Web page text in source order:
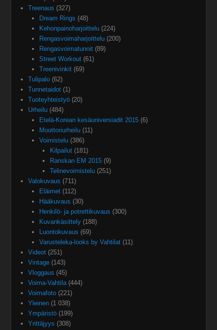
Treenaus (327)
Dream Rings (48)
Kehonpainoharjoittelu(224)
Rengasvoimaharjoittelu(200)
Rengasvoimatunnit(89)
Street Workout(61)
Treenivinkit(69)
Tulipalo (62)
Tunnetaidot (1)
Tuoteyhteistyö (20)
Urheilu (484)
Etelä-Korean kesäuniversiadit 2015(6)
Moottoriurheilu(11)
Voimistelu(386)
Kilpailut (181)
Ranskan EM 2015 (9)
Telinevoimistelu (251)
Valokuvaus (711)
Eläimet(112)
Hääkuvaus (30)
Henkilö- ja potrettikuvaus (300)
Kuvankäsittely(188)
Luontokuvaus (69)
Varusteleka-looks by Vahtilat(11)
Videot (251)
Vintage (143)
Vloggaus (45)
Voima-Vahtila(444)
Voimafoto (221)
Yleinen (1 038)
Ympäristö (199)
Yrittäjyys (308)